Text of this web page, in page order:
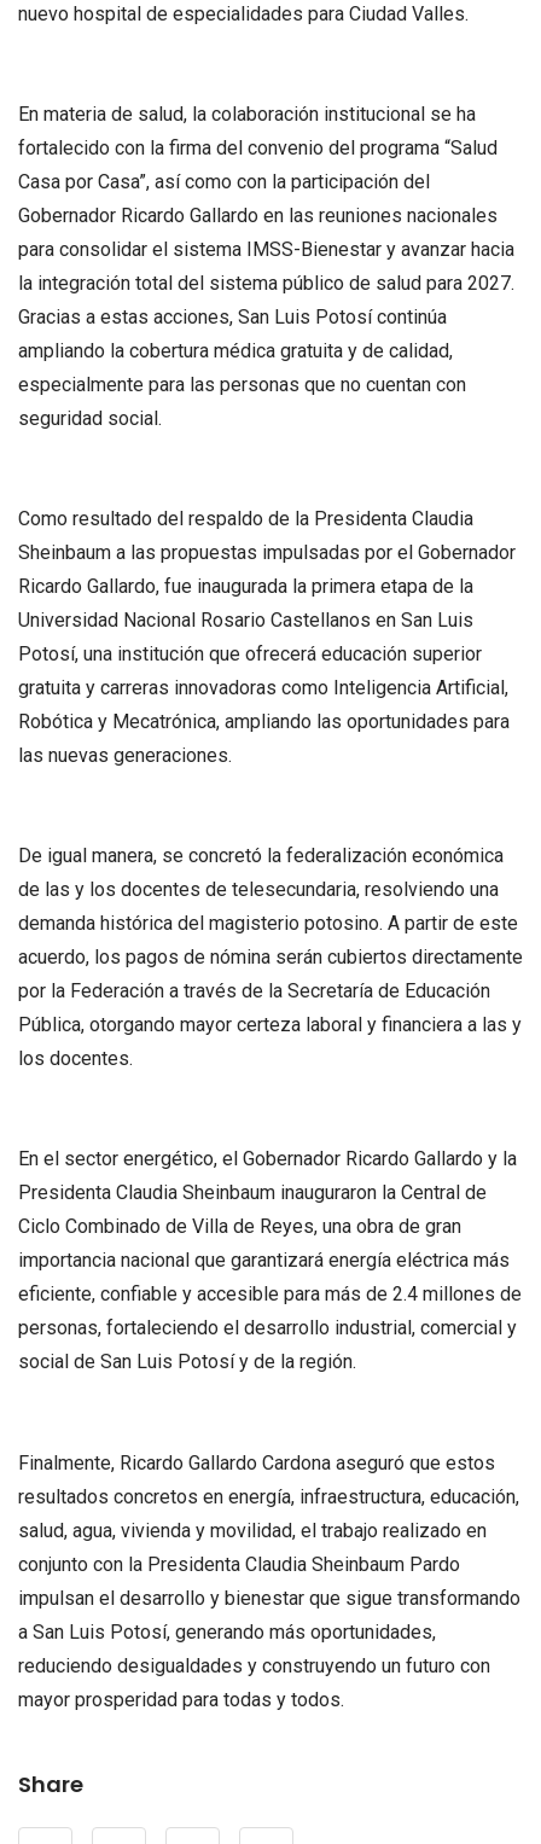
nuevo hospital de especialidades para Ciudad Valles.
En materia de salud, la colaboración institucional se ha
fortalecido con la firma del convenio del programa “Salud
Casa por Casa”, así como con la participación del
Gobernador Ricardo Gallardo en las reuniones nacionales
para consolidar el sistema IMSS-Bienestar y avanzar hacia
la integración total del sistema público de salud para 2027.
Gracias a estas acciones, San Luis Potosí continúa
ampliando la cobertura médica gratuita y de calidad,
especialmente para las personas que no cuentan con
seguridad social.
Como resultado del respaldo de la Presidenta Claudia
Sheinbaum a las propuestas impulsadas por el Gobernador
Ricardo Gallardo, fue inaugurada la primera etapa de la
Universidad Nacional Rosario Castellanos en San Luis
Potosí, una institución que ofrecerá educación superior
gratuita y carreras innovadoras como Inteligencia Artificial,
Robótica y Mecatrónica, ampliando las oportunidades para
las nuevas generaciones.
De igual manera, se concretó la federalización económica
de las y los docentes de telesecundaria, resolviendo una
demanda histórica del magisterio potosino. A partir de este
acuerdo, los pagos de nómina serán cubiertos directamente
por la Federación a través de la Secretaría de Educación
Pública, otorgando mayor certeza laboral y financiera a las y
los docentes.
En el sector energético, el Gobernador Ricardo Gallardo y la
Presidenta Claudia Sheinbaum inauguraron la Central de
Ciclo Combinado de Villa de Reyes, una obra de gran
importancia nacional que garantizará energía eléctrica más
eficiente, confiable y accesible para más de 2.4 millones de
personas, fortaleciendo el desarrollo industrial, comercial y
social de San Luis Potosí y de la región.
Finalmente, Ricardo Gallardo Cardona aseguró que estos
resultados concretos en energía, infraestructura, educación,
salud, agua, vivienda y movilidad, el trabajo realizado en
conjunto con la Presidenta Claudia Sheinbaum Pardo
impulsan el desarrollo y bienestar que sigue transformando
a San Luis Potosí, generando más oportunidades,
reduciendo desigualdades y construyendo un futuro con
mayor prosperidad para todas y todos.
Share